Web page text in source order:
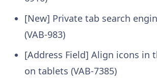
[New] Private tab search
(VAB-983)
[Address Field] Align icons in
on tablets (VAB-7385)